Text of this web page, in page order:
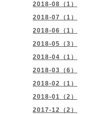
2018-08（1）
2018-07（1）
2018-06（1）
2018-05（3）
2018-04（1）
2018-03（6）
2018-02（1）
2018-01（2）
2017-12（2）